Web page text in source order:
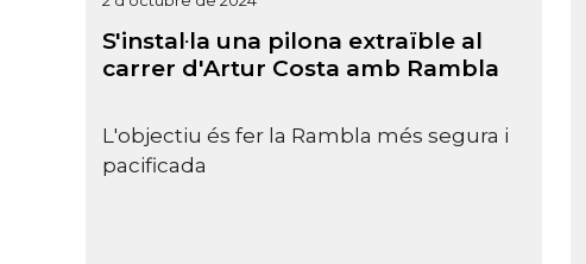
S'instal·la una pilona extraïble al
carrer d'Artur Costa amb Rambla
L'objectiu és fer la Rambla més segura i
pacificada